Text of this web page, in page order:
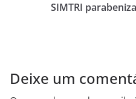
SIMTRI
Deixe um